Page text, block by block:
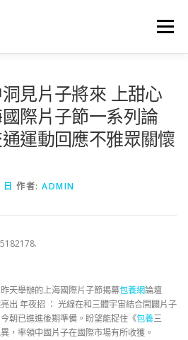
選單
見片子將來 上甜心
際片子節一系列論
運動回應不雅眾關懷
作者: ADMIN
天舉辦的上海國際片子節揭幕包養網論壇
出 年夜招 ： 光線在和三體宇宙結合開闢片子
朝已進進後期準備。盼望能捉住《包養三
，率領中國片子在國際市場有所收獲。